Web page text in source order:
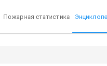
Пожарная статистика